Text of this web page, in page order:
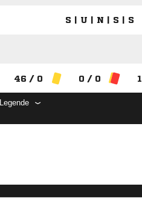
S | U | N | S | S
46 / 0 0 / 0
Legende